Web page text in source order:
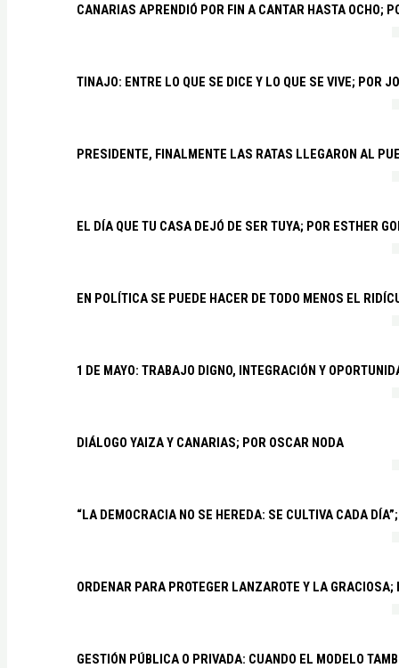
CANARIAS APRENDIÓ POR FIN A CANTAR HASTA OCHO;
TINAJO: ENTRE LO QUE SE DICE Y LO QUE SE VIVE; POR
PRESIDENTE, FINALMENTE LAS RATAS LLEGARON AL
EL DÍA QUE TU CASA DEJÓ DE SER TUYA; POR ESTHER
EN POLÍTICA SE PUEDE HACER DE TODO MENOS EL
1 DE MAYO: TRABAJO DIGNO, INTEGRACIÓN Y
DIÁLOGO YAIZA Y CANARIAS; POR OSCAR NODA
“LA DEMOCRACIA NO SE HEREDA: SE CULTIVA CADA
ORDENAR PARA PROTEGER LANZAROTE Y LA
GESTIÓN PÚBLICA O PRIVADA: CUANDO EL MODELO